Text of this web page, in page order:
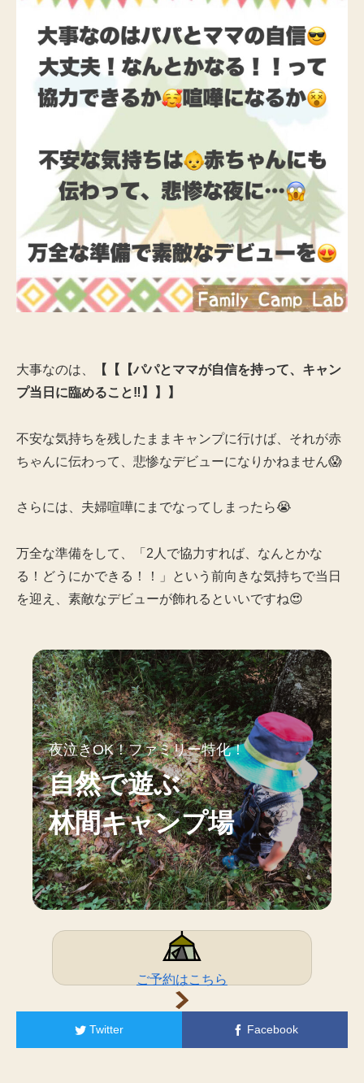
大事なのは、
【【【パパとママが自信を持って、キャン
プ当日に臨めること‼️】】】
不安な気持ちを残したままキャンプに行けば、それが赤
ちゃんに伝わって、悲惨なデビューになりかねません😱
さらには、夫婦喧嘩にまでなってしまったら😭
万全な準備をして、「2人で協力すれば、なんとかな
る！どうにかできる！！」という前向きな気持ちで当日
を迎え、素敵なデビューが飾れるといいですね😍
夜泣きOK！ファミリー特化！
自然で遊ぶ
林間キャンプ場
ご予約はこちら
Twitter Facebook